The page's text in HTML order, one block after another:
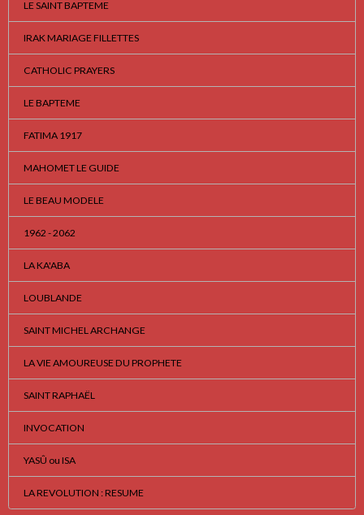
LE SAINT BAPTEME
IRAK MARIAGE FILLETTES
CATHOLIC PRAYERS
LE BAPTEME
FATIMA 1917
MAHOMET LE GUIDE
LE BEAU MODELE
1962 - 2062
LA KA'ABA
LOUBLANDE
SAINT MICHEL ARCHANGE
LA VIE AMOUREUSE DU PROPHETE
SAINT RAPHAËL
INVOCATION
YASÛ ou ISA
LA REVOLUTION : RESUME